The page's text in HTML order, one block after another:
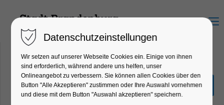
Menu
die Ausstellung 'Common
Ground'
Datenschutzeinstellungen
Wir setzen auf unserer Webseite Cookies ein. Einige von ihnen
sind erforderlich, während andere uns helfen, unser
Onlineangebot zu verbessern. Sie können allen Cookies über den
Button "Alle Akzeptieren" zustimmen oder Ihre Auswahl vornehmen
und diese mit dem Button "Auswahl akzeptieren" speichern.